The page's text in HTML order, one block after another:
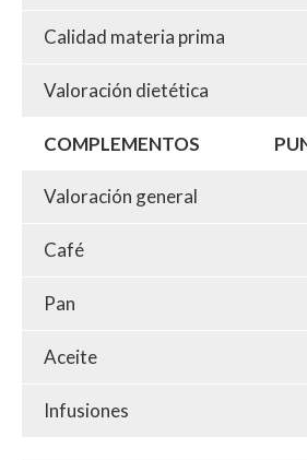
Calidad materia prima
Valoración dietética
COMPLEMENTOS
Valoración general
Café
Pan
Aceite
Infusiones